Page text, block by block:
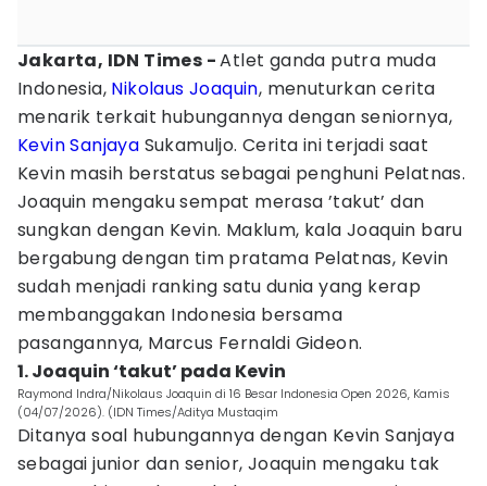
Jakarta, IDN Times -Atlet ganda putra muda
Indonesia, Nikolaus Joaquin, menuturkan cerita
menarik terkait hubungannya dengan seniornya,
Kevin Sanjaya Sukamuljo. Cerita ini terjadi saat
Kevin masih berstatus sebagai penghuni Pelatnas.
Joaquin mengaku sempat merasa ’takut’ dan
sungkan dengan Kevin. Maklum, kala Joaquin baru
bergabung dengan tim pratama Pelatnas, Kevin
sudah menjadi ranking satu dunia yang kerap
membanggakan Indonesia bersama
pasangannya, Marcus Fernaldi Gideon.
1. Joaquin ‘takut’ pada Kevin
Raymond Indra/Nikolaus Joaquin di 16 Besar Indonesia Open 2026, Kamis
(04/07/2026). (IDN Times/Aditya Mustaqim
Ditanya soal hubungannya dengan Kevin Sanjaya
sebagai junior dan senior, Joaquin mengaku tak